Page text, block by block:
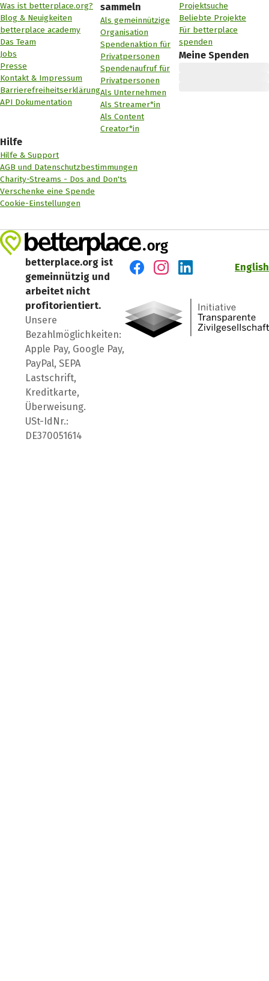
Was ist betterplace.org?
Blog & Neuigkeiten
betterplace academy
Das Team
Jobs
Presse
Kontakt & Impressum
Barrierefreiheitserklärung
API Dokumentation
sammeln
Als gemeinnützige
Organisation
Spendenaktion für
Privatpersonen
Spendenaufruf für
Privatpersonen
Als Unternehmen
Als Streamer*in
Als Content
Creator*in
Projektsuche
Beliebte Projekte
Für betterplace
spenden
Meine Spenden
Hilfe
Hilfe & Support
AGB und Datenschutzbestimmungen
Charity-Streams - Dos and Don'ts
Verschenke eine Spende
Cookie-Einstellungen
betterplace.org ist
gemeinnützig und
arbeitet nicht
profitorientiert.
Unsere
Bezahlmöglichkeiten:
Apple Pay, Google Pay,
PayPal, SEPA
Lastschrift,
Kreditkarte,
Überweisung.
USt-IdNr.:
DE370051614
English